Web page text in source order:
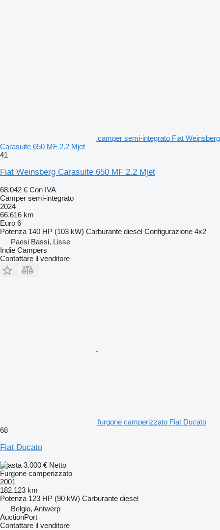
camper semi-integrato Fiat Weinsberg
Carasuite 650 MF 2.2 Mjet
41
Fiat Weinsberg Carasuite 650 MF 2.2 Mjet
68.042 € Con IVA
Camper semi-integrato
2024
66.616 km
Euro 6
Potenza 140 HP (103 kW) Carburante diesel Configurazione 4x2
Paesi Bassi, Lisse
Indie Campers
Contattare il venditore
furgone camperizzato Fiat Ducato
68
Fiat Ducato
3.000 € Netto
Furgone camperizzato
2001
182.123 km
Potenza 123 HP (90 kW) Carburante diesel
Belgio, Antwerp
AuctionPort
Contattare il venditore